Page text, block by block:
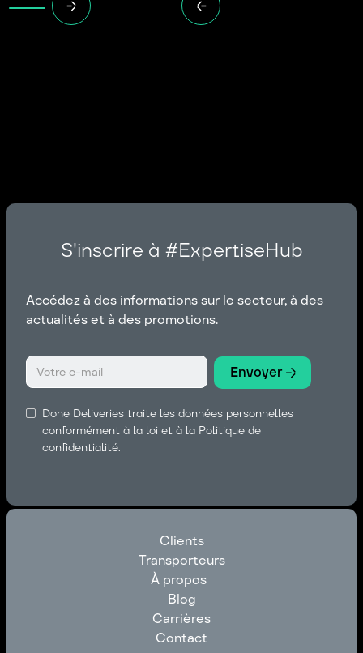
S'inscrire à #ExpertiseHub
Accédez à des informations sur le secteur, à des
actualités et à des promotions.
Done Deliveries traite les données personnelles
conformément à la loi et à la Politique de
confidentialité.
Clients
Clients
Transporteurs
Transporteurs
À propos
À propos
Blog
Blog
Carrières
Carrières
Contact